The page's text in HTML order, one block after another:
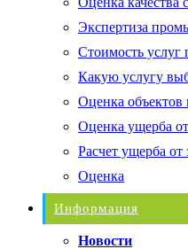
Экспертиза
Стоимость услуг
Какую услугу
Оценка
Оценка ущерба
Расчет ущерба от
Оценка
Информация
Новости